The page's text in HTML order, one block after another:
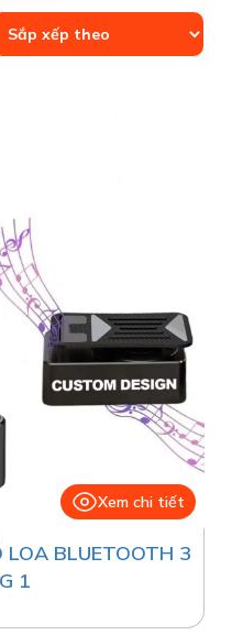
Xem chi tiết
BLUETOOTH 3
1